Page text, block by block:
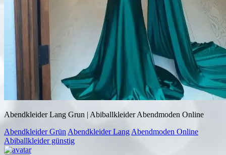
Abendkleider Lang Grun | Abiballkleider Abendmoden Online
Abendkleider Grün Abendkleider Lang Abendmoden Online
Abiballkleider günstig